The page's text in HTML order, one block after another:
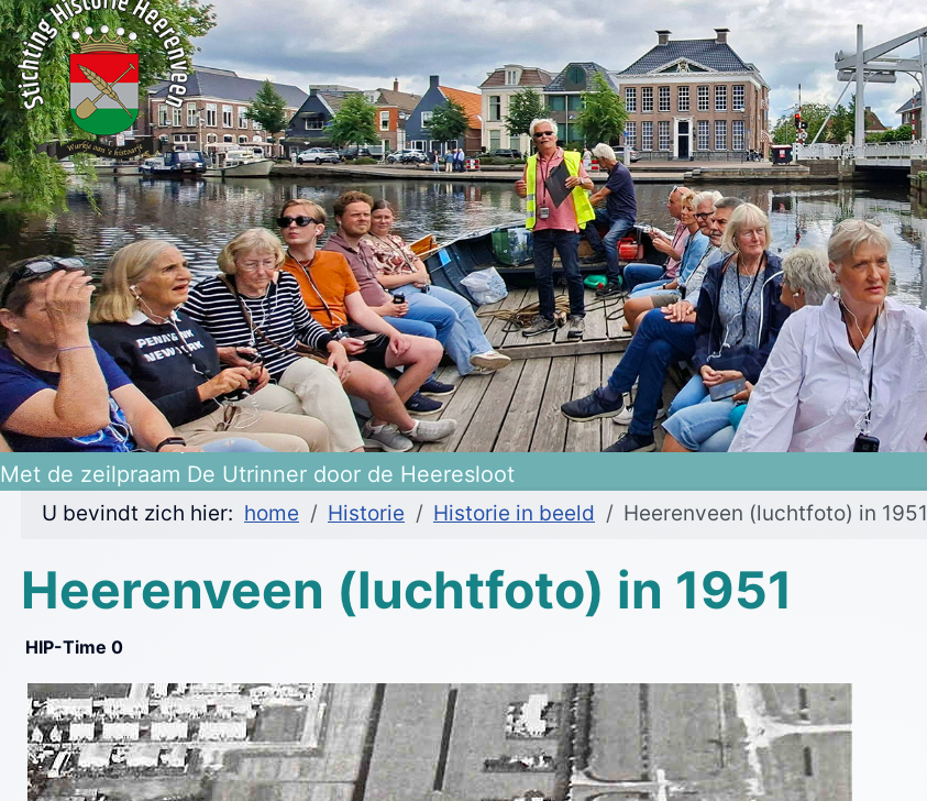
Heerenveen 475 jaar!
Met de zeilpraam De Utrinner door de Heeresloot
U bevindt zich hier: home Historie Historie in beeld Heerenveen (luchtfoto) in 1951
Heerenveen (luchtfoto) in 1951
HIP-Time 0